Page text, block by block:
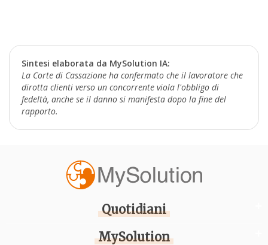
Sintesi elaborata da MySolution IA:
La Corte di Cassazione ha confermato che il lavoratore che
dirotta clienti verso un concorrente viola l'obbligo di
fedeltà, anche se il danno si manifesta dopo la fine del
rapporto.
Quotidiani
MySolution